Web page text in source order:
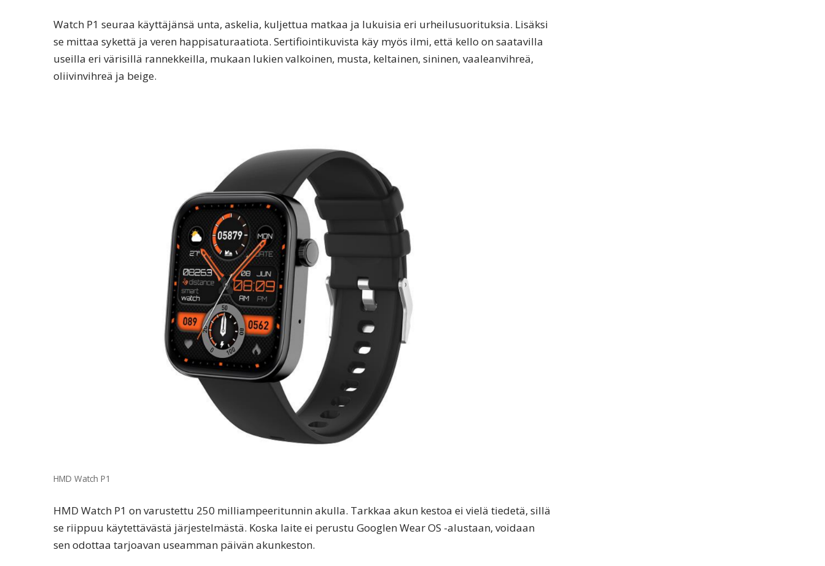
Watch P1 seuraa käyttäjänsä unta, askelia, kuljettua matkaa ja lukuisia eri urheilusuorituksia. Lisäksi
se mittaa sykettä ja veren happisaturaatiota. Sertifiointikuvista käy myös ilmi, että kello on saatavilla
useilla eri värisillä rannekkeilla, mukaan lukien valkoinen, musta, keltainen, sininen, vaaleanvihreä,
oliivinvihreä ja beige.
HMD Watch P1
HMD Watch P1 on varustettu 250 milliampeeritunnin akulla. Tarkkaa akun kestoa ei vielä tiedetä, sillä
se riippuu käytettävästä järjestelmästä. Koska laite ei perustu Googlen Wear OS -alustaan, voidaan
sen odottaa tarjoavan useamman päivän akunkeston.